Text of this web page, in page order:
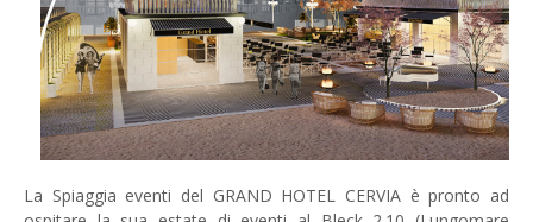
La Spiaggia eventi del GRAND HOTEL CERVIA è pronto ad